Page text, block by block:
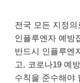
전국 모든 지정의
인플루엔자 예방
반드시 인플루엔
고, 코로나19 예
수칙을 준수해야